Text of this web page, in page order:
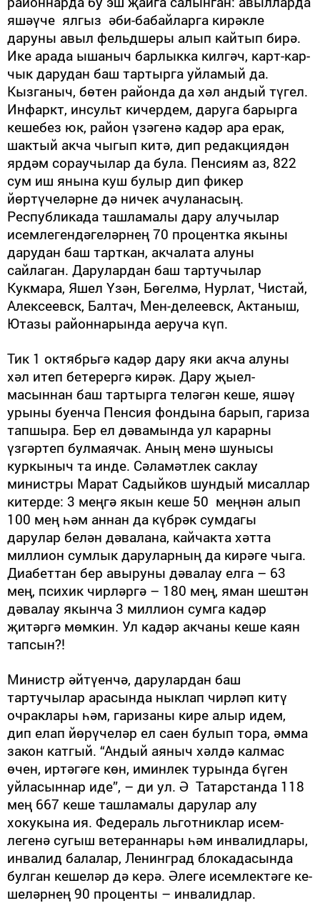
яшәүче ялгыз әби-бабай­лар­га кирәкле
даруны авыл фельд­шеры алып кайтып бирә.
Ике арада ышаныч бар­лыкка килгәч, карт-кар­
чык дарудан баш тартырга уйламый да.
Кызганыч, бөтен районда да хәл андый түгел.
Инфаркт, инсульт кичердем, даруга барырга
кешебез юк, район үзәгенә кадәр ара ерак,
шактый акча чыгып китә, дип редакциядән
ярдәм сораучылар да була. Пенсиям аз, 822
сум иш янына куш булыр дип фикер
йөртүчеләрне дә ничек ачуланасың.
Республикада ташламалы дару алучылар
исемлегендәгеләрнең 70 процентка якыны
дарудан баш тарткан, акчалата алуны
сайлаган. Дарулардан баш тартучылар
Кукмара, Яшел Үзән, Бөгелмә, Нурлат, Чис­тай,
Алексеевск, Балтач, Мен-­делеевск, Актаныш,
Ютазы районнарында аеруча күп.
Тик 1 октябрьгә кадәр дару яки акча алуны
хәл итеп бетерергә кирәк. Дару җыел­
масыннан баш тартырга те­ләгән кеше, яшәү
урыны буенча Пенсия фондына барып, гариза
тапшыра. Бер ел дәва­мында ул карарны
үзгәртеп булмаячак. Аның менә шунысы
куркыныч та инде. Сәла­мәтлек саклау
министры Марат Садыйков шундый мисаллар
китерде: 3 меңгә якын кеше 50­ меңнән алып
100 мең һәм аннан да күбрәк сумдагы
дарулар белән дәвалана, кайчакта хәт­та
миллион сумлык дару­лар­ның да кирәге чыга.
Диабеттан бер авыруны дәвалау елга – 63
мең, психик чирләргә – 180 мең, яман шештән
дәвалау якынча 3 миллион сумга кадәр
җитәргә мөмкин. Ул кадәр акчаны кеше каян
тапсын?!
Министр әйтүенчә, дарулардан баш
тартучылар арасында ныклап чирләп китү
очраклары һәм, гаризаны кире алыр идем,
дип елап йөрүчеләр ел саен булып тора, әмма
закон катгый. “Андый аяныч хәлдә калмас
өчен, иртәгәге көн, иминлек турында бүген
уйласыннар иде”, – ди ул. Ә Татарстанда 118
мең 667 кеше ташламалы дарулар алу
хокукына ия. Федераль льготниклар исем­­
легенә сугыш ветераннары һәм инвалидлары,
инвалид балалар, Ленинград блокадасында
булган ке­шеләр дә керә. Әле­ге исем­лектәге ке­
ше­ләрнең 90 проценты – инвалидлар.